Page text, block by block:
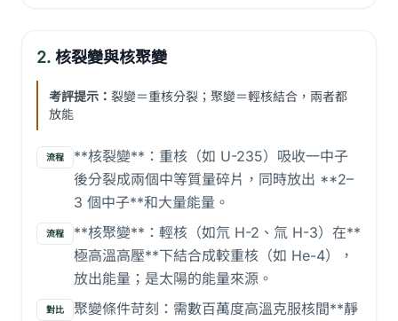
2. 核裂變與核聚變
考評提示： 裂變＝重核分裂；聚變＝輕核結合，兩者都
放能
流程
**核裂變**：重核（如 U-235）吸收一中子
後分裂成兩個中等質量碎片，同時放出 **2–
3 個中子**和大量能量。
流程
**核聚變**：輕核（如氘 H-2、氚 H-3）在**
極高溫高壓**下結合成較重核（如 He-4），
放出能量；是太陽的能量來源。
對比
聚變條件苛刻：需數百萬度高溫克服核間**靜